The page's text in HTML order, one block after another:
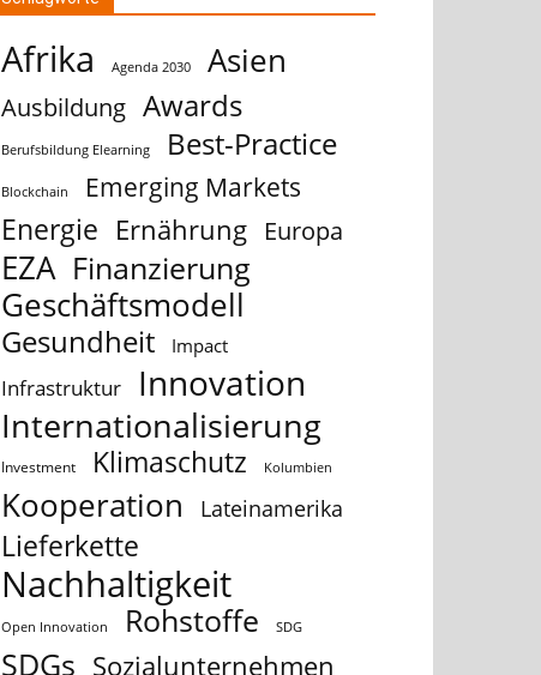
Afrika Agenda 2030 Asien
Ausbildung Awards
Berufsbildung Elearning Best-Practice
Blockchain Emerging Markets
Energie Ernährung Europa
EZA Finanzierung
Geschäftsmodell
Gesundheit Impact
Infrastruktur Innovation
Internationalisierung
Investment Klimaschutz Kolumbien
Kooperation Lateinamerika
Lieferkette
Nachhaltigkeit
Open Innovation Rohstoffe SDG
SDGs Sozialunternehmen